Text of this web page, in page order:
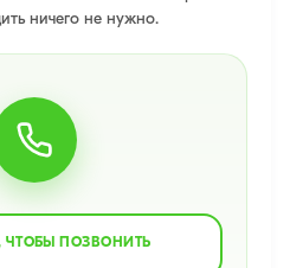
ничего не нужно.
ПОЗВОНИТЬ